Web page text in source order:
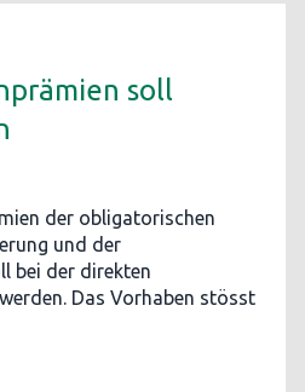
soll
der obligatorischen
und der
bei der direkten
Das Vorhaben stösst